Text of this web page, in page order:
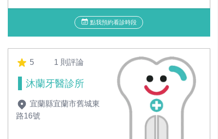
點我預約看診時段
5 1 則評論
沐蘭牙醫診所
宜蘭縣宜蘭市舊城東
路16號